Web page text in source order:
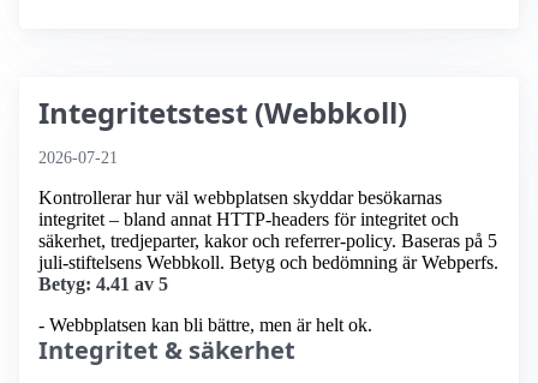
Integritetstest (Webbkoll)
2026-07-21
Kontrollerar hur väl webbplatsen skyddar besökarnas
integritet – bland annat HTTP-headers för integritet och
säkerhet, tredjeparter, kakor och referrer-policy. Baseras på 5
juli-stiftelsens Webbkoll. Betyg och bedömning är Webperfs.
Betyg: 4.41 av 5
- Webbplatsen kan bli bättre, men är helt ok.
Integritet & säkerhet